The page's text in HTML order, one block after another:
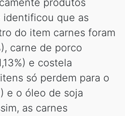
produtos
identificou que as
do item carnes foram
carne de porco
e costela
só perdem para o
e o óleo de soja
as carnes